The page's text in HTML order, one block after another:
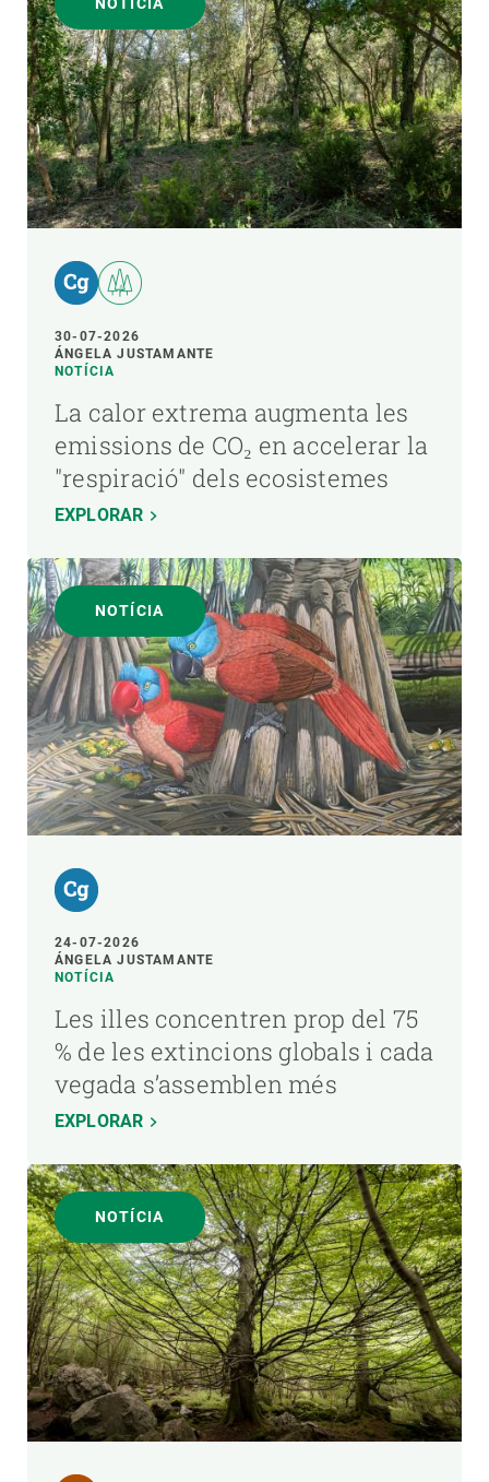
30-07-2026
ÁNGELA JUSTAMANTE
NOTÍCIA
La calor extrema augmenta les
emissions de CO₂ en accelerar la
"respiració" dels ecosistemes
EXPLORAR
NOTÍCIA
24-07-2026
ÁNGELA JUSTAMANTE
NOTÍCIA
Les illes concentren prop del 75
% de les extincions globals i cada
vegada s’assemblen més
EXPLORAR
NOTÍCIA